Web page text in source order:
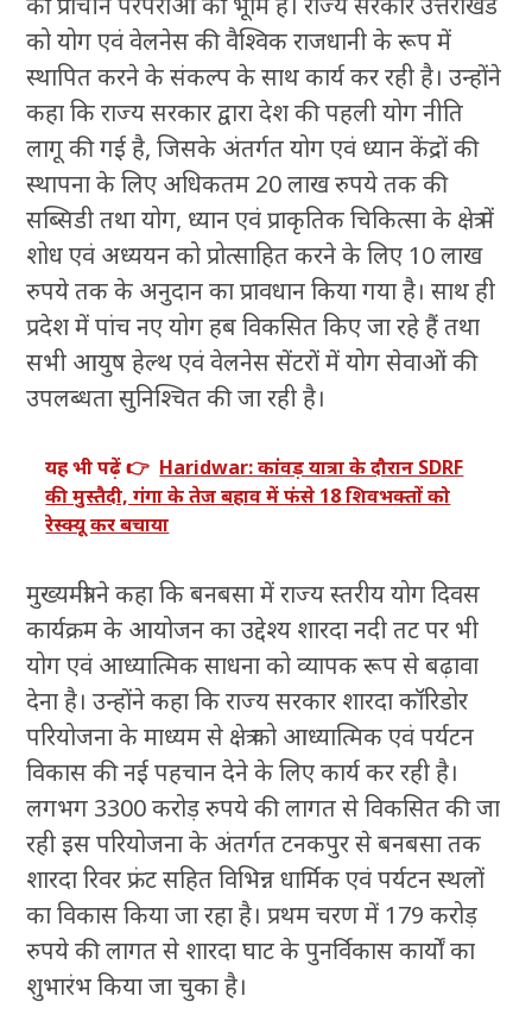
को योग एवं वेलनेस की वैश्विक राजधानी के रूप में
स्थापित करने के संकल्प के साथ कार्य कर रही है। उन्होंने
कहा कि राज्य सरकार द्वारा देश की पहली योग नीति
लागू की गई है, जिसके अंतर्गत योग एवं ध्यान केंद्रों की
स्थापना के लिए अधिकतम 20 लाख रुपये तक की
सब्सिडी तथा योग, ध्यान एवं प्राकृतिक चिकित्सा के क्षेत्र में
शोध एवं अध्ययन को प्रोत्साहित करने के लिए 10 लाख
रुपये तक के अनुदान का प्रावधान किया गया है। साथ ही
प्रदेश में पांच नए योग हब विकसित किए जा रहे हैं तथा
सभी आयुष हेल्थ एवं वेलनेस सेंटरों में योग सेवाओं की
उपलब्धता सुनिश्चित की जा रही है।
यह भी पढ़ें 👉 Haridwar: कांवड़ यात्रा के दौरान SDRF
की मुस्तैदी, गंगा के तेज बहाव में फंसे 18 शिवभक्तों को
रेस्क्यू कर बचाया
मुख्यमंत्री ने कहा कि बनबसा में राज्य स्तरीय योग दिवस
कार्यक्रम के आयोजन का उद्देश्य शारदा नदी तट पर भी
योग एवं आध्यात्मिक साधना को व्यापक रूप से बढ़ावा
देना है। उन्होंने कहा कि राज्य सरकार शारदा कॉरिडोर
परियोजना के माध्यम से क्षेत्र को आध्यात्मिक एवं पर्यटन
विकास की नई पहचान देने के लिए कार्य कर रही है।
लगभग 3300 करोड़ रुपये की लागत से विकसित की जा
रही इस परियोजना के अंतर्गत टनकपुर से बनबसा तक
शारदा रिवर फ्रंट सहित विभिन्न धार्मिक एवं पर्यटन स्थलों
का विकास किया जा रहा है। प्रथम चरण में 179 करोड़
रुपये की लागत से शारदा घाट के पुनर्विकास कार्यों का
शुभारंभ किया जा चुका है।